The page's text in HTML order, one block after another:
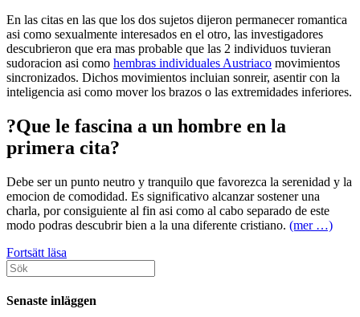
En las citas en las que los dos sujetos dijeron permanecer romantica
asi­ como sexualmente interesados en el otro, las investigadores
descubrieron que era mas probable que las 2 individuos tuvieran
sudoracion asi­ como hembras individuales Austriaco movimientos
sincronizados. Dichos movimientos incluian sonreir, asentir con la
inteligencia asi­ como mover los brazos o las extremidades inferiores.
?Que le fascina a un hombre en la
primera cita?
Debe ser un punto neutro y tranquilo que favorezca la serenidad y la
emocion de comodidad. Es significativo alcanzar sostener una
charla, por consiguiente al fin asi­ como al cabo separado de este
modo podras descubrir bien a la una diferente cristiano. (mer …)
Fortsätt läsa
lo
principal
que
Sök
efter:
Senaste inläggen